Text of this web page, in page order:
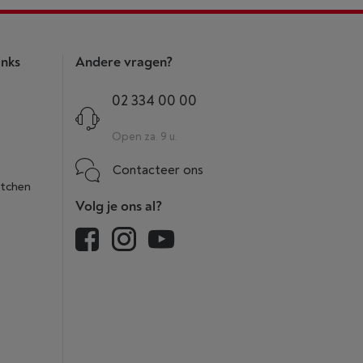
Andere vragen?
02 334 00 00
Open za. 9 u.
Contacteer ons
Volg je ons al?